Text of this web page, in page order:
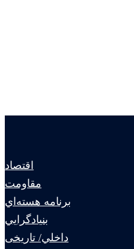
اقتصاد
مقاومت
برنامه هسته‌اي
بنيادگرايي
داخلي/ تاریخی